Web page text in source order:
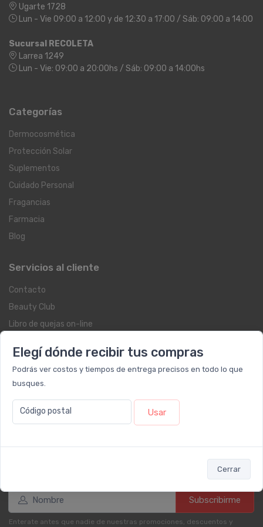
Elegí dónde recibir tus compras
Podrás ver costos y tiempos de entrega precisos en todo lo que
busques.
Código postal Usar
Cerrar
Ugarte 1728
Lun - Vie 09:00 a 12:00 y de 12:30 a 17:00 / Sáb: 09:00 a 14:00
Sucursal RECOLETA
Larrea 1249
Lun - Vie: 09:00 a 20:00hs / Sáb: 09:00 a 14:00hs
Categorías
Dermocosmética
Protección Solar
Suplementos
Cuidado Personal
Fragancias
Farmacia
Blog
Servicios al cliente
Contacto
Beauty Club
Libro de quejas on-line
Términos y condiciones
Reembolso y devoluciones
Registrate como cliente
Subscribirme
Enterate antes que nadie de nuestras promociones, descuentos y